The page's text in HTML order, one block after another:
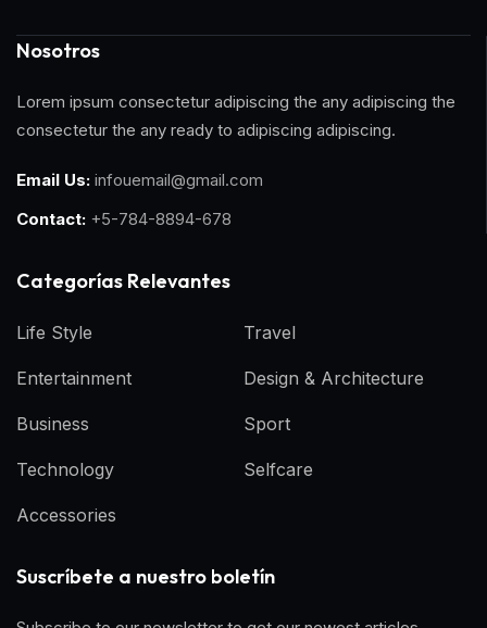
Nosotros
Lorem ipsum consectetur adipiscing the any adipiscing the
consectetur the any ready to adipiscing adipiscing.
Email Us: infouemail@gmail.com
Contact: +5-784-8894-678
Categorías Relevantes
Life Style
Entertainment
Business
Technology
Accessories
Travel
Design & Architecture
Sport
Selfcare
Suscríbete a nuestro boletín